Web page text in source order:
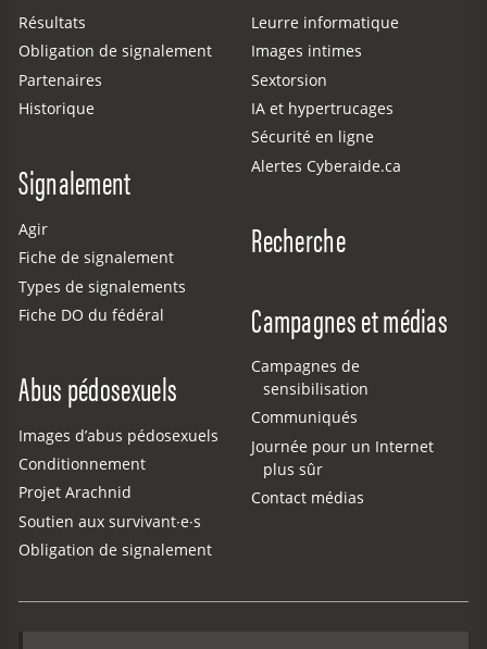
Résultats
Obligation de signalement
Partenaires
Historique
Signalement
Agir
Fiche de signalement
Types de signalements
Fiche DO du fédéral
Abus pédosexuels
Images d’abus pédosexuels
Conditionnement
Projet Arachnid
Soutien aux survivant·e·s
Obligation de signalement
Leurre informatique
Images intimes
Sextorsion
IA et hypertrucages
Sécurité en ligne
Alertes Cyberaide.ca
Recherche
Campagnes et médias
Campagnes de
sensibilisation
Communiqués
Journée pour un Internet
plus sûr
Contact médias